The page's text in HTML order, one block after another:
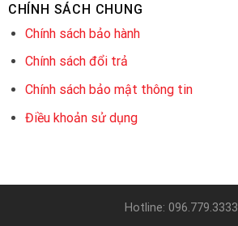
CHÍNH SÁCH CHUNG
Chính sách bảo hành
Chính sách đổi trả
Chính sách bảo mật thông tin
Điều khoản sử dụng
Hotline: 096.779.3333